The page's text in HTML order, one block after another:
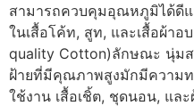
สามารถควบคุมอุณหภูมิได้ดี
ในเสื้อโค้ท, สูท, และเสื้อผ้าอ
quality Cotton)ลักษณะ นุ่มส
ฝ้ายที่มีคุณภาพสูงมักมีความ
ใช้งาน เสื้อเชิ้ต, ชุดนอน, แล